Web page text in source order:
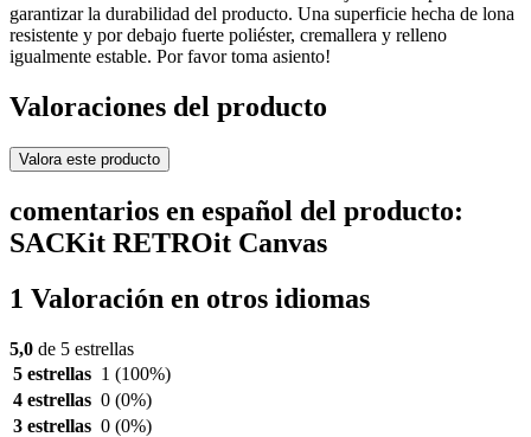
garantizar la durabilidad del producto. Una superficie hecha de lona
resistente y por debajo fuerte poliéster, cremallera y relleno
igualmente estable. Por favor toma asiento!
Valoraciones del producto
Valora este producto
comentarios en español del producto:
SACKit RETROit Canvas
1 Valoración en otros idiomas
5,0 de 5 estrellas
5 estrellas 1 (100%)
4 estrellas 0 (0%)
3 estrellas 0 (0%)